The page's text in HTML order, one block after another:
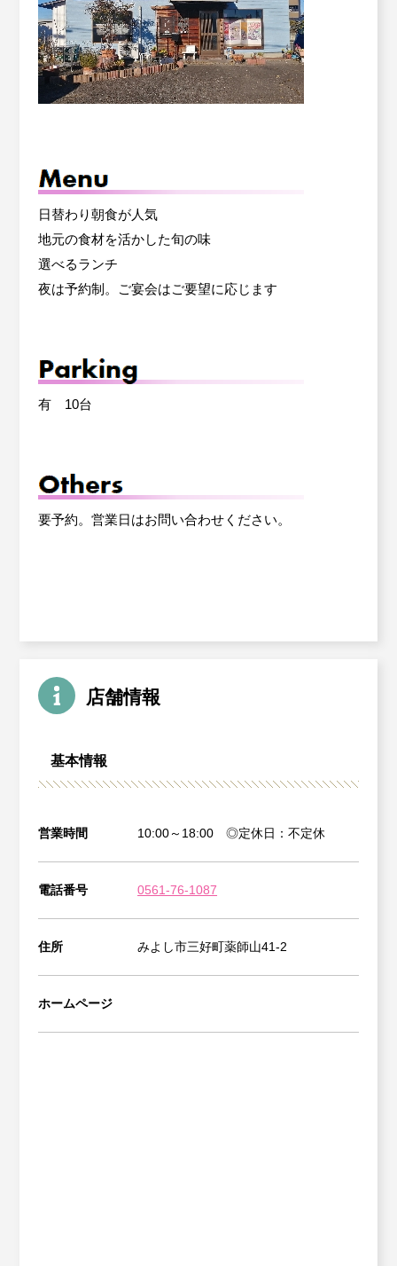
日替わり朝食が人気
地元の食材を活かした旬の味
選べるランチ
夜は予約制。ご宴会はご要望に応じます
有 10台
要予約。営業日はお問い合わせください。
店舗情報
基本情報
営業時間 10:00～18:00 ◎定休日：不定休
電話番号 0561-76-1087
住所 みよし市三好町薬師山41-2
ホームページ